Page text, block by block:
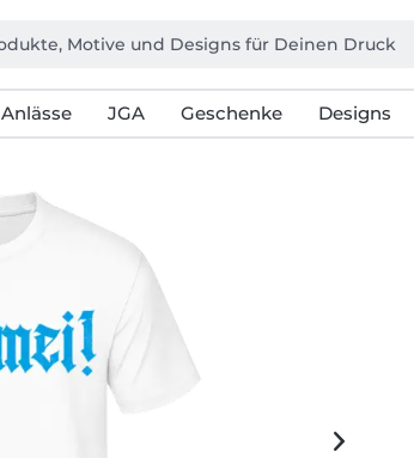
Anlässe JGA Geschenke Designs